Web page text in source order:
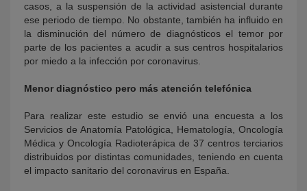
casos, a la suspensión de la actividad asistencial durante
ese periodo de tiempo. No obstante, también ha influido en
la disminución del número de diagnósticos el temor por
parte de los pacientes a acudir a sus centros hospitalarios
por miedo a la infección por coronavirus.
Menor diagnóstico pero más atención telefónica
Para realizar este estudio se envió una encuesta a los
Servicios de Anatomía Patológica, Hematología, Oncología
Médica y Oncología Radioterápica de 37 centros terciarios
distribuidos por distintas comunidades, teniendo en cuenta
el impacto sanitario del coronavirus en España.